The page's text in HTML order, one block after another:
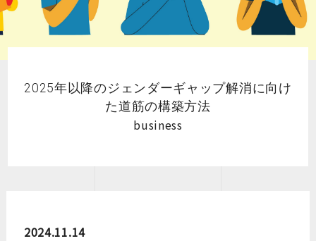
2025年以降のジェンダーギャップ解消に向け
た道筋の構築方法
business
2024.11.14